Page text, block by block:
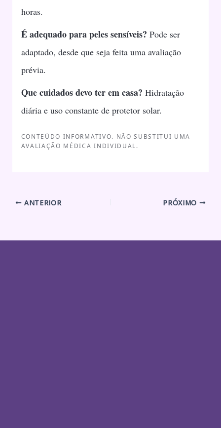
horas.
É adequado para peles sensíveis? Pode ser
adaptado, desde que seja feita uma avaliação
prévia.
Que cuidados devo ter em casa? Hidratação
diária e uso constante de protetor solar.
CONTEÚDO INFORMATIVO. NÃO SUBSTITUI UMA
AVALIAÇÃO MÉDICA INDIVIDUAL.
ANTERIOR PRÓXIMO